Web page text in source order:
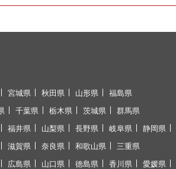
宮城県 秋田県 山形県 福島県
千葉県 栃木県 茨城県 群馬県
福井県 山梨県 長野県 岐阜県 静岡県
滋賀県 奈良県 和歌山県 三重県
広島県 山口県 徳島県 香川県 愛媛県